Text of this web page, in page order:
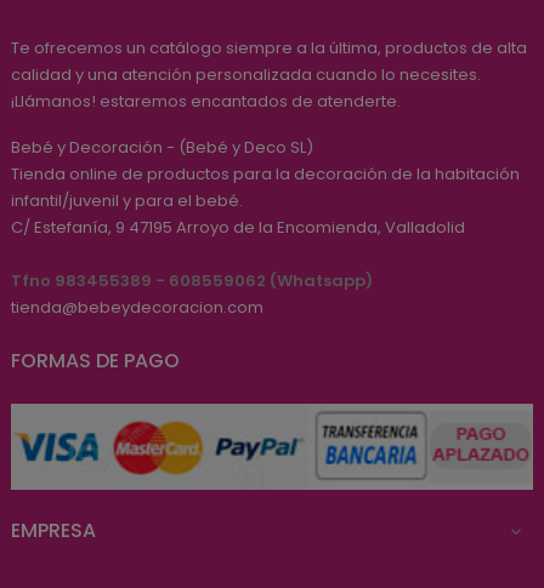
Te ofrecemos un catálogo siempre a la última, productos de alta
calidad y una atención personalizada cuando lo necesites.
¡Llámanos! estaremos encantados de atenderte.
Bebé y Decoración - (Bebé y Deco SL)
Tienda online de productos para la decoración de la habitación
infantil/juvenil y para el bebé.
C/ Estefanía, 9 47195 Arroyo de la Encomienda, Valladolid
Tfno 983455389 - 608559062 (Whatsapp)
tienda@bebeydecoracion.com
FORMAS DE PAGO
EMPRESA 